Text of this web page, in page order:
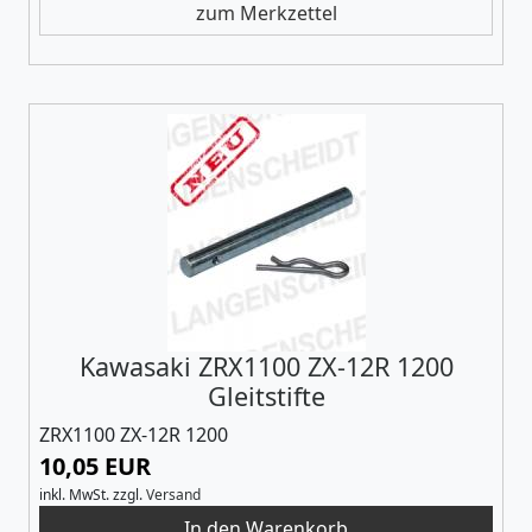
zum Merkzettel
Kawasaki ZRX1100 ZX-12R 1200
Gleitstifte
ZRX1100 ZX-12R 1200
10,05 EUR
inkl. MwSt.zzgl.Versand